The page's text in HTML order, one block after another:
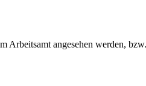
Arbeitsamt angesehen werden,